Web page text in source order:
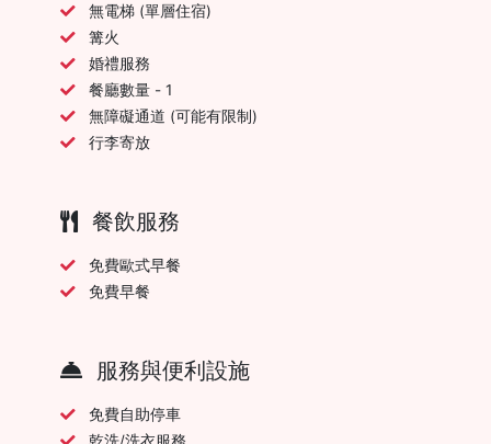
無電梯 (單層住宿)
篝火
婚禮服務
餐廳數量 - 1
無障礙通道 (可能有限制)
行李寄放
餐飲服務
免費歐式早餐
免費早餐
服務與便利設施
免費自助停車
乾洗/洗衣服務